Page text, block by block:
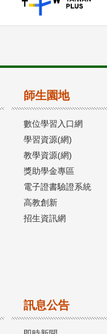
師生園地
數位學習入口網
學習資源(網)
教學資源(網)
獎助學金專區
電子證書驗證系統
高教創新
招生資訊網
訊息公告